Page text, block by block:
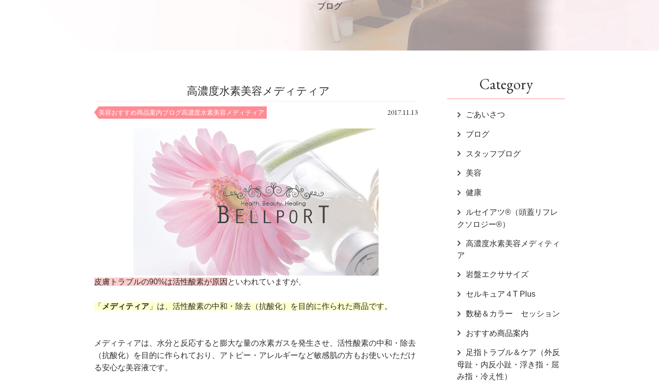
ブログ
高濃度水素美容メディティア
美容おすすめ商品案内ブログ高濃度水素美容メディティア 2017.11.13
皮膚トラブルの90%は活性酸素が原因 といわれていますが、
「 メディティア 」は、 活性酸素の中和・除去（抗酸化） を目的に作られた商品です。
メディティアは、水分と反応すると膨大な量の水素ガスを発生させ、 活性酸素の中和・除去
（抗酸化）
を目的に作られており、アトピー・アレルギーなど敏感肌の方もお使いいただけ
る安心な美容液です。
Category
ごあいさつ
ブログ
スタッフブログ
美容
健康
ルセイアツ®（頭蓋リフレ
クソロジー®）
高濃度水素美容メディティ
ア
岩盤エクササイズ
セルキュア４T Plus
数秘＆カラー セッション
おすすめ商品案内
足指トラブル＆ケア（外反
母趾・内反小趾・浮き指・屈
み指・冷え性）